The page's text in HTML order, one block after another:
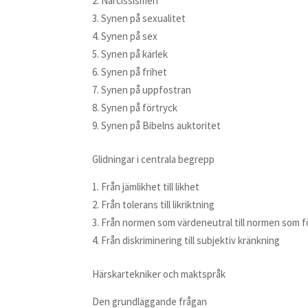
Synen på sexualitet
Synen på sex
Synen på kärlek
Synen på frihet
Synen på uppfostran
Synen på förtryck
Synen på Bibelns auktoritet
Glidningar i centrala begrepp
Från jämlikhet till likhet
Från tolerans till likriktning
Från normen som värdeneutral till normen som
Från diskriminering till subjektiv kränkning
Härskartekniker och maktspråk
Den grundläggande frågan